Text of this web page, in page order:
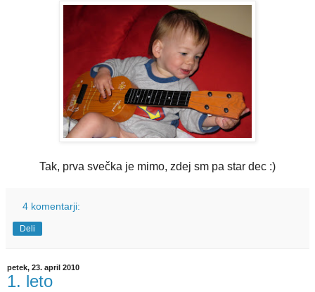
Tak, prva svečka je mimo, zdej sm pa star dec :)
4 komentarji:
Deli
petek, 23. april 2010
1. leto